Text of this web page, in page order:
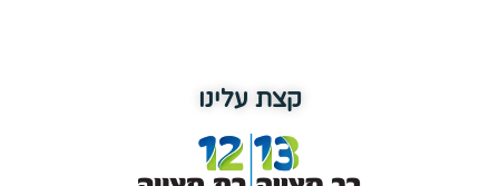
קצת עלינו